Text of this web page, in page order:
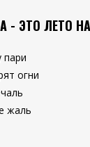
- ЭТО
пари
огни
жаль